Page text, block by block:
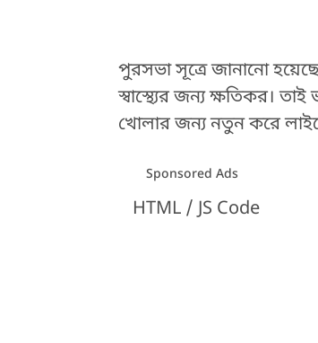
পুরসভা সূত্রে জানানো
স্বাস্থ্যের জন্য ক্ষতিকর।
খোলার জন্য নতুন করে
Sponsored Ads
HTML / JS Code